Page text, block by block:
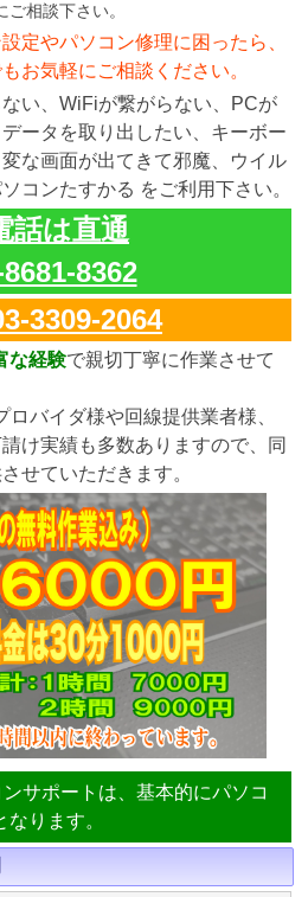
相談下さい。
定やパソコン修理に困ったら、
お気軽にご相談ください。
い、WiFiが繋がらない、PCが
ータを取り出したい、キーボー
な画面が出てきて邪魔、ウイル
コンたすかる をご利用下さい。
話は直通
8362
3309-2064
な経験で親切丁寧に作業させて
バイダ様や回線提供業者様、
け実績も多数ありますので、同
せていただきます。
サポートは、基本的にパソコ
ります。